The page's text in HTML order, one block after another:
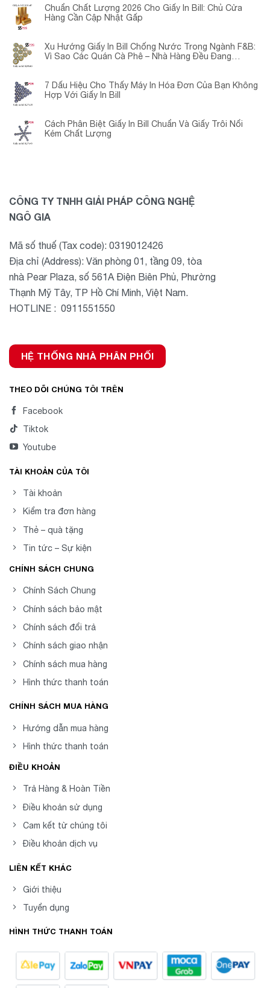
Chuẩn Chất Lượng 2026 Cho Giấy In Bill: Chủ Cửa
Hàng Cần Cập Nhật Gấp
Xu Hướng Giấy In Bill Chống Nước Trong Ngành F&B:
Vì Sao Các Quán Cà Phê – Nhà Hàng Đều Đang
7 Dấu Hiệu Cho Thấy Máy In Hóa Đơn Của Bạn Không
Hợp Với Giấy In Bill
Cách Phân Biệt Giấy In Bill Chuẩn Và Giấy Trôi Nổi
Kém Chất Lượng
CÔNG TY TNHH GIẢI PHÁP CÔNG NGHỆ
NGÔ GIA
Mã số thuế (Tax code): 0319012426
Địa chỉ (Address): Văn phòng 01, tầng 09, tòa
nhà Pear Plaza, số 561A Điện Biên Phủ, Phường
Thạnh Mỹ Tây, TP Hồ Chí Minh, Việt Nam.
HOTLINE : 0911551550
HỆ THỐNG NHÀ PHÂN PHỐI
THEO DÕI CHÚNG TÔI TRÊN
Facebook
Tiktok
Youtube
TÀI KHOẢN CỦA TÔI
Tài khoản
Kiểm tra đơn hàng
Thẻ – quà tặng
Tin tức – Sự kiện
CHÍNH SÁCH CHUNG
Chính Sách Chung
Chính sách bảo mật
Chính sách đổi trả
Chính sách giao nhận
Chính sách mua hàng
Hình thức thanh toán
CHÍNH SÁCH MUA HÀNG
Hướng dẫn mua hàng
Hình thức thanh toán
ĐIỀU KHOẢN
Trả Hàng & Hoàn Tiền
Điều khoản sử dụng
Cam kết từ chúng tôi
Điều khoản dịch vụ
LIÊN KẾT KHÁC
Giới thiệu
Tuyển dụng
HÌNH THỨC THANH TOÁN